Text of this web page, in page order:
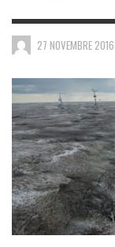
27 NOVEMBRE 2016